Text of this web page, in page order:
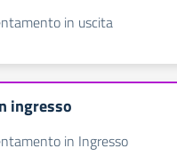
in uscita
ingresso
in Ingresso